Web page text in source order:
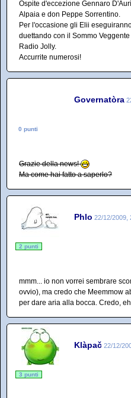
Ospite d'eccezione Gennaro
Alpaia e don Peppe Sorrentino.
Per l'occasione gli Elii
duettando con il Sommo
Radio Jolly.
Accurrite numerosi!
Governatòra
0 punti
Grazie della news!
Ma come hai fatto a saperlo?
Phlo 22/12/2009,
2 punti
mmm... io non vorrei sembrare
ovvio), ma credo che Meemmow
per dare aria alla bocca. Credo,
Klàpač 22/12/
3 punti